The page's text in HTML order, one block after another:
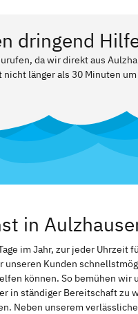
dringend
da wir direkt aus
länger als 30 Minuten
in
im Jahr, zur jeder Uhrzeit
unseren Kunden
können. So bemühen wir
in ständiger Bereitschaft zu
Neben unserem